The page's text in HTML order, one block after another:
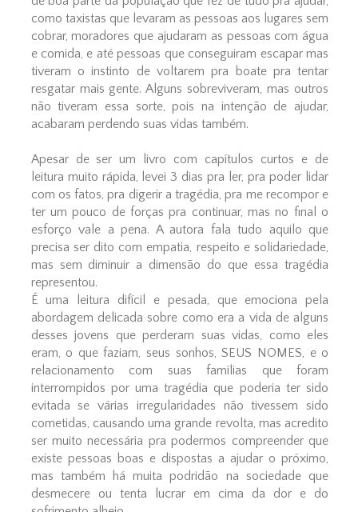
como taxistas que levaram as pessoas aos lugares sem
cobrar, moradores que ajudaram as pessoas com água
e comida, e até pessoas que conseguiram escapar mas
tiveram o instinto de voltarem pra boate pra tentar
resgatar mais gente. Alguns sobreviveram, mas outros
não tiveram essa sorte, pois na intenção de ajudar,
acabaram perdendo suas vidas também.
Apesar de ser um livro com capítulos curtos e de
leitura muito rápida, levei 3 dias pra ler, pra poder lidar
com os fatos, pra digerir a tragédia, pra me recompor e
ter um pouco de forças pra continuar, mas no final o
esforço vale a pena. A autora fala tudo aquilo que
precisa ser dito com empatia, respeito e solidariedade,
mas sem diminuir a dimensão do que essa tragédia
representou.
É uma leitura difícil e pesada, que emociona pela
abordagem delicada sobre como era a vida de alguns
desses jovens que perderam suas vidas, como eles
eram, o que faziam, seus sonhos, SEUS NOMES, e o
relacionamento com suas famílias que foram
interrompidos por uma tragédia que poderia ter sido
evitada se várias irregularidades não tivessem sido
cometidas, causando uma grande revolta, mas acredito
ser muito necessária pra podermos compreender que
existe pessoas boas e dispostas a ajudar o próximo,
mas também há muita podridão na sociedade que
desmecere ou tenta lucrar em cima da dor e do